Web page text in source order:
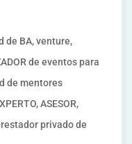
de BA, venture,
de eventos para
de mentores
ASESOR,
privado de